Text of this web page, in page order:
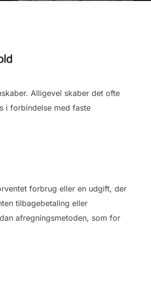
Alligevel skaber det ofte
i forbindelse med faste
forbrug eller en udgift, der
tilbagebetaling eller
afregningsmetoden, som for